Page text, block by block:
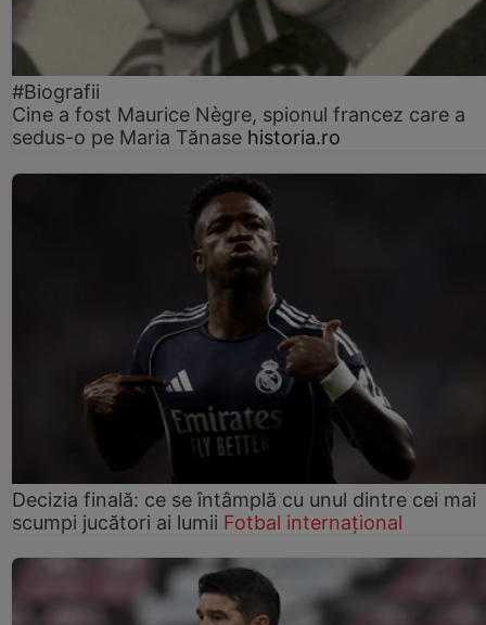
#Biografii
Cine a fost Maurice Nègre, spionul francez care a
sedus-o pe Maria Tănase historia.ro
Decizia finală: ce se întâmplă cu unul dintre cei mai
scumpi jucători ai lumii Fotbal internațional